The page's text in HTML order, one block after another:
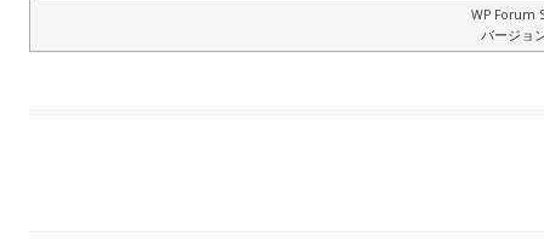
WP Forum
バージョ